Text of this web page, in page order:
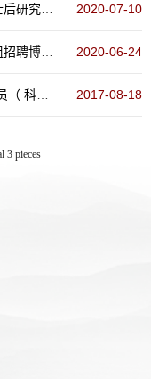
员启事 2020-07-10
人员启事 2020-06-24
）启事 2017-08-18
3 pieces